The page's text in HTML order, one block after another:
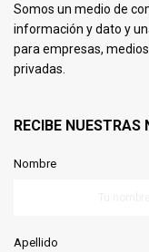
Somos un medio de
información y dato y
para empresas,
privadas.
RECIBE NUESTRAS
Nombre
Apellido